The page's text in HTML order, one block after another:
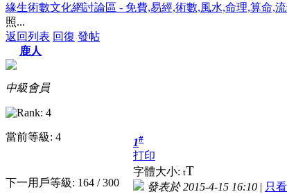
緣生術數文化網討論區 - 免費,易經,術數,風水,命理,算命,
照...
返回列表 回復 發帖
鹿人
中級會員
當前等級: 4
下一用戶等級: 164 / 300
1#
打印
字體大小: tT
發表於 2015-4-15 16:10 | 只